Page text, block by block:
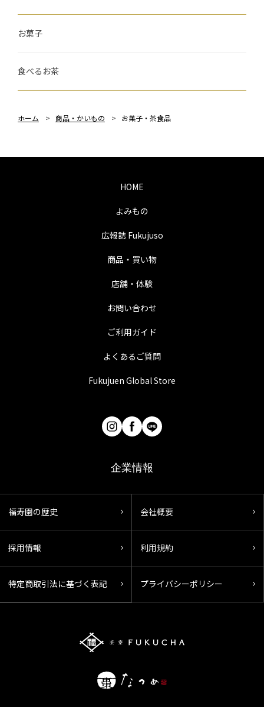
お菓子
食べるお茶
ホーム > 商品・かいもの > お菓子・茶食品
HOME
よみもの
広報誌 Fukujuso
商品・買い物
店舗・体験
お問い合わせ
ご利用ガイド
よくあるご質問
Fukujuen Global Store
企業情報
福寿園の歴史 会社概要
採用情報 利用規約
特定商取引法に基づく表記 プライバシーポリシー